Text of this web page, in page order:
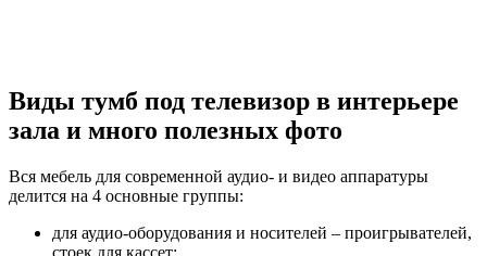
Виды тумб под телевизор в интерьере
зала и много полезных фото
Вся мебель для современной аудио- и видео аппаратуры
делится на 4 основные группы:
для аудио-оборудования и носителей – проигрывателей,